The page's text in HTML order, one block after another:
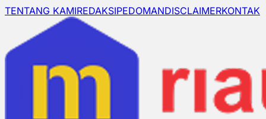
TENTANG KAMIREDAKSIPEDOMANDISCLAIMERKONTAK